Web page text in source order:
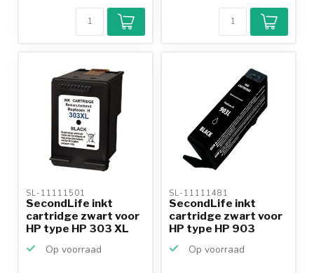
SL-11111501
SecondLife inkt
cartridge zwart voor
HP type HP 303 XL
Op voorraad
SL-11111481
SecondLife inkt
cartridge zwart voor
HP type HP 903
Op voorraad